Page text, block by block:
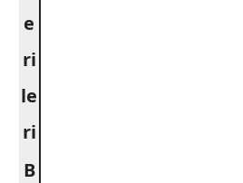
e
ri
le
ri
B